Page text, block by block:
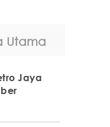
Utama
Jaya